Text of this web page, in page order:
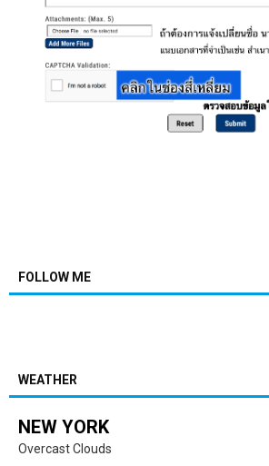
FOLLOW ME
WEATHER
NEW YORK
Overcast Clouds